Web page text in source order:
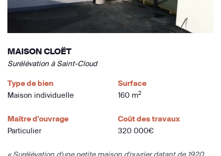
MAISON CLOËT
Surélévation à Saint-Cloud
Type de bien
Maison individuelle
Surface
160 m2
Maître d'ouvrage
Particulier
Coût des travaux
320 000€